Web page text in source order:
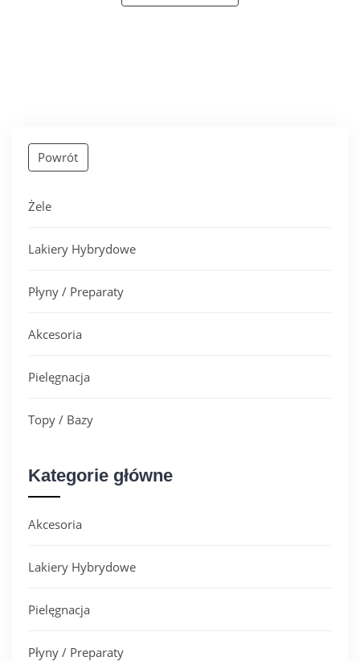
Powrót
Żele
Lakiery Hybrydowe
Płyny / Preparaty
Akcesoria
Pielęgnacja
Topy / Bazy
Kategorie główne
Akcesoria
Lakiery Hybrydowe
Pielęgnacja
Płyny / Preparaty